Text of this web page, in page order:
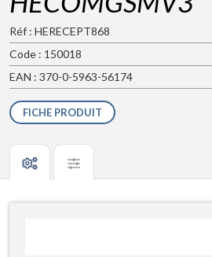
Réf : HERECEPT868
Code : 150018
EAN : 370-0-5963-56174
FICHE PRODUIT